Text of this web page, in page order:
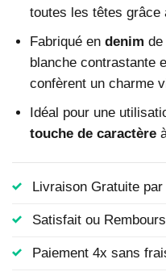
toutes les têtes grâce
Fabriqué en denim de
blanche contrastante
confèrent un charme
Idéal pour une
touche de caractère
Livraison Gratuite
Satisfait ou
Paiement 4x sans